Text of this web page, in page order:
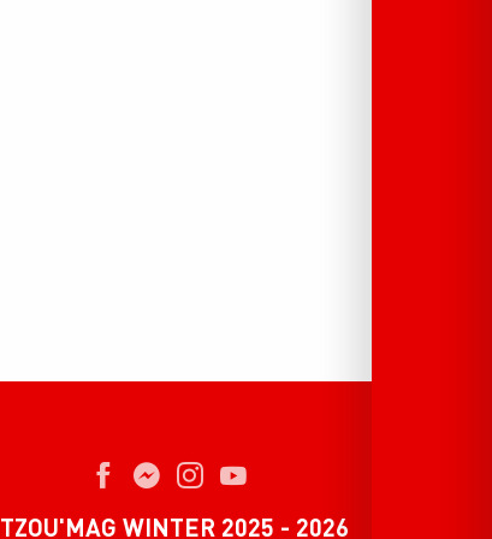
TZOU'MAG WINTER 2025 - 2026